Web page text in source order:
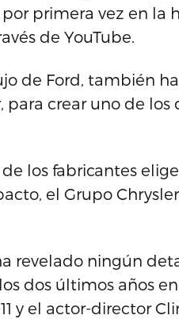
primera vez en
de YouTube.
de Ford, también
para crear uno de
los fabricantes
el Grupo
revelado ningún
dos últimos años
y el actor-director